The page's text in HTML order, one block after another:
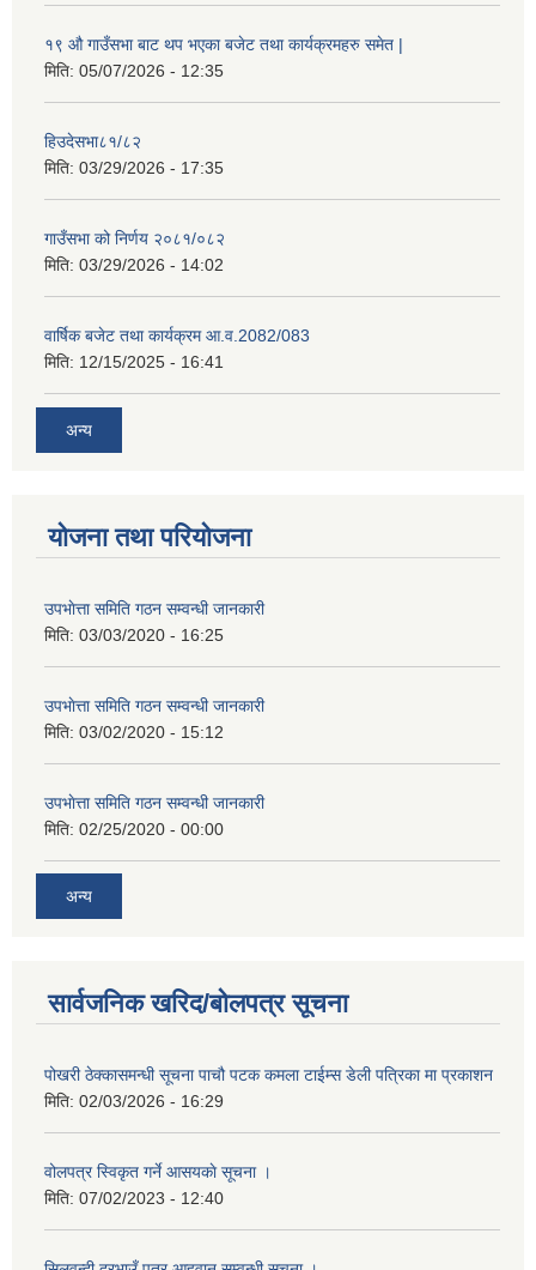
१९ औ गाउँसभा बाट थप भएका बजेट तथा कार्यक्रमहरु समेत |
मिति: 05/07/2026 - 12:35
हिउदेसभा८१/८२
मिति: 03/29/2026 - 17:35
गाउँसभा को निर्णय २०८१/०८२
मिति: 03/29/2026 - 14:02
वार्षिक बजेट तथा कार्यक्रम आ.व.2082/083
मिति: 12/15/2025 - 16:41
अन्य
योजना तथा परियोजना
उपभाेत्ता समिति गठन सम्वन्धी जानकारी
मिति: 03/03/2020 - 16:25
उपभाेत्ता समिति गठन सम्वन्धी जानकारी
मिति: 03/02/2020 - 15:12
उपभाेत्ता समिति गठन सम्वन्धी जानकारी
मिति: 02/25/2020 - 00:00
अन्य
सार्वजनिक खरिद/बोलपत्र सूचना
पोखरी ठेक्कासमन्धी सूचना पाचौ पटक कमला टाईम्स डेली पत्रिका मा प्रकाशन
मिति: 02/03/2026 - 16:29
वोलपत्र स्विकृत गर्ने आसयकाे सूचना ।
मिति: 07/02/2023 - 12:40